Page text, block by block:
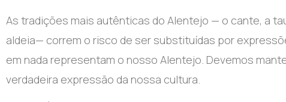
As tradições mais autênticas do Alentejo — o cante, a
aldeia— correm o risco de ser substituídas por
em nada representam o nosso Alentejo. Devemos
verdadeira expressão da nossa cultura.